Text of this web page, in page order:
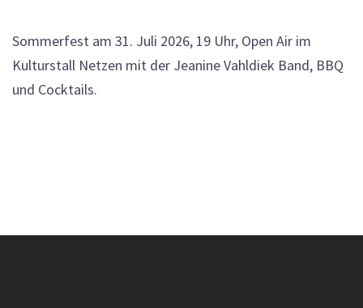
Sommerfest am 31. Juli 2026, 19 Uhr, Open Air im
Kulturstall Netzen mit der Jeanine Vahldiek Band, BBQ
und Cocktails.